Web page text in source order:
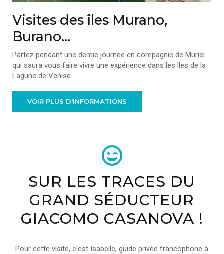
Visites des îles Murano,
Burano...
Partez pendant une demie journée en compagnie de Muriel
qui saura vous faire vivre une expérience dans les îles de la
Lagune de Venise.
VOIR PLUS D'INFORMATIONS
SUR LES TRACES DU
GRAND SÉDUCTEUR
GIACOMO CASANOVA !
Pour cette visite, c'est Isabelle, guide privée francophone à